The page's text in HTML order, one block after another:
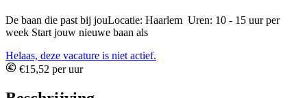
De baan die past bij jouLocatie: Haarlem Uren: 10 - 15 uur per
week Start jouw nieuwe baan als
Helaas, deze vacature is niet actief.
€15,52 per uur